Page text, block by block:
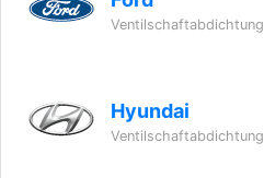
Ventilschaftabdichtung
Hyundai
Ventilschaftabdichtung